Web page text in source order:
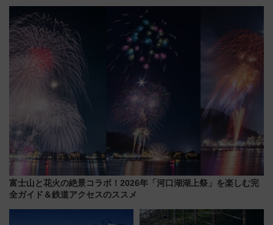
路の絶景と絶品グルメを満喫！
（7月18日スタート）
暇村のお得な日帰りプランも登
場
富士山と花火の絶景コラボ！2026年「河口湖湖上祭」を楽しむ完
全ガイド＆鉄道アクセスのススメ